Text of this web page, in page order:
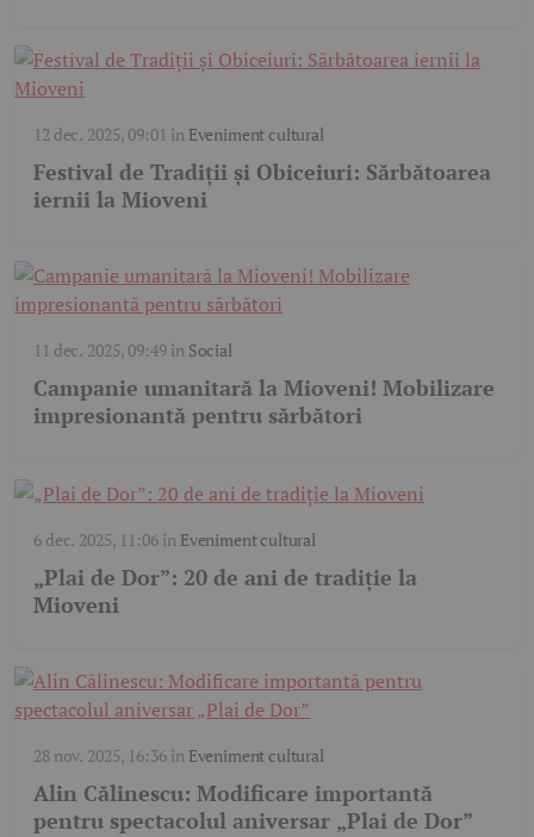
12 dec. 2025, 09:01 în Eveniment cultural
Festival de Tradiții și Obiceiuri: Sărbătoarea
iernii la Mioveni
11 dec. 2025, 09:49în Social
Campanie umanitară la Mioveni! Mobilizare
impresionantă pentru sărbători
6 dec. 2025, 11:06în Eveniment cultural
„Plai de Dor”: 20 de ani de tradiție la
Mioveni
28 nov. 2025, 16:36în Eveniment cultural
Alin Călinescu: Modificare importantă
pentru spectacolul aniversar „Plai de Dor”